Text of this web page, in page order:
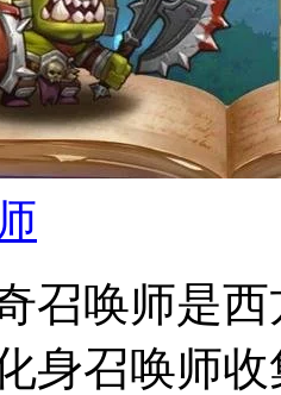
召唤师是
身召唤师